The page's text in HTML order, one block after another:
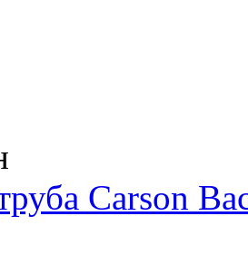
Сarson